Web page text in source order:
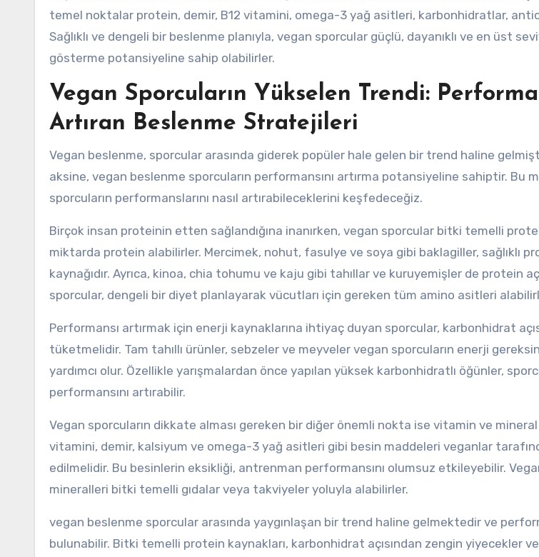
temel noktalar protein, demir, B12 vitamini, omega-3 yağ asitleri, karbonhidratlar,
Sağlıklı ve dengeli bir beslenme planıyla, vegan sporcular güçlü, dayanıklı ve en üst
gösterme potansiyeline sahip olabilirler.
Vegan Sporcuların Yükselen Trendi:
Artıran Beslenme Stratejileri
Vegan beslenme, sporcular arasında giderek popüler hale gelen bir trend haline
aksine, vegan beslenme sporcuların performansını artırma potansiyeline sahiptir. Bu
sporcuların performanslarını nasıl artırabileceklerini keşfedeceğiz.
Birçok insan proteinin etten sağlandığına inanırken, vegan sporcular bitki temelli
miktarda protein alabilirler. Mercimek, nohut, fasulye ve soya gibi baklagiller, sağlıklı
kaynağıdır. Ayrıca, kinoa, chia tohumu ve kaju gibi tahıllar ve kuruyemişler de protein
sporcular, dengeli bir diyet planlayarak vücutları için gereken tüm amino asitleri
Performansı artırmak için enerji kaynaklarına ihtiyaç duyan sporcular, karbonhidrat
tüketmelidir. Tam tahıllı ürünler, sebzeler ve meyveler vegan sporcuların enerji
yardımcı olur. Özellikle yarışmalardan önce yapılan yüksek karbonhidratlı öğünler,
performansını artırabilir.
Vegan sporcuların dikkate alması gereken bir diğer önemli nokta ise vitamin ve mineral
vitamini, demir, kalsiyum ve omega-3 yağ asitleri gibi besin maddeleri veganlar
edilmelidir. Bu besinlerin eksikliği, antrenman performansını olumsuz etkileyebilir.
mineralleri bitki temelli gıdalar veya takviyeler yoluyla alabilirler.
vegan beslenme sporcular arasında yaygınlaşan bir trend haline gelmektedir ve
bulunabilir. Bitki temelli protein kaynakları, karbonhidrat açısından zengin yiyecekler